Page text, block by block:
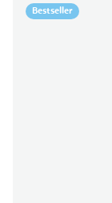
Bestseller